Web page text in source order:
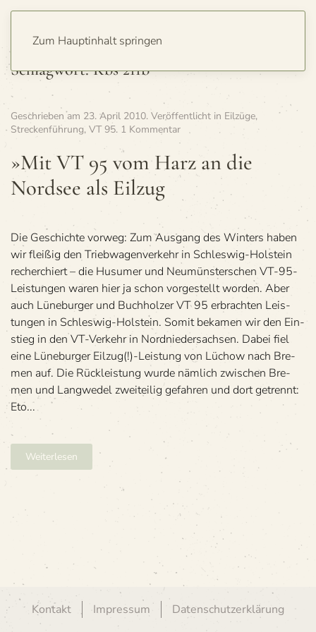
Zum Hauptinhalt springen
Schlagwort:Kbs 211b
Geschrieben am 23. April 2010. Veröffentlicht in Eilzüge,
Streckenführung, VT 95. 1 Kommentarzu
»Mit
95
Harz
die
Nord­
see
als
Eilzug
»Mit VT 95 vom Harz an die
Nord­see als Eilzug
Die Geschichte vor­weg: Zum Aus­gang des Win­ters haben
wir flei­ßig den Trieb­wa­gen­ver­kehr in Schles­wig-Hol­stein
recher­chiert – die Husu­mer und Neu­müns­ter­schen VT-95-
Leis­tun­gen waren hier ja schon vor­ge­stellt wor­den. Aber
auch Lüne­bur­ger und Buch­hol­zer VT 95 erbrach­ten Leis­
tun­gen in Schles­wig-Hol­stein. Somit beka­men wir den Ein­
stieg in den VT-Ver­kehr in Nord­nie­der­sach­sen. Dabei fiel
eine Lüne­bur­ger Eilzug(!)-Leistung von Lüchow nach Bre­
men auf. Die Rück­leis­tung wurde näm­lich zwi­schen Bre­
men und Lang­we­del zwei­tei­lig gefah­ren und dort getrennt:
Eto...
Weiterlesen
Kontakt Impressum Datenschutzerklärung